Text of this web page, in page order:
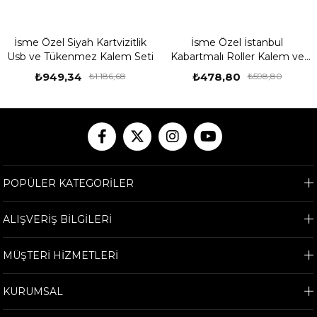
İsme Özel Siyah Kartvizitlik
Usb ve Tükenmez Kalem Seti
₺949,34 ₺1.186,68
İsme Özel İstanbul
Kabartmalı Roller Kalem ve
Ahşap Kutu Seti
₺478,80 ₺598,80
POPÜLER KATEGORİLER
ALIŞVERİŞ BİLGİLERİ
MÜŞTERİ HİZMETLERİ
KURUMSAL